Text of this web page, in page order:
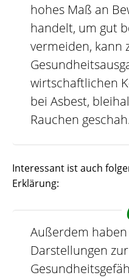
hohes Maß an
handelt, um gut
vermeiden, kann
wirtschaftlichen
bei Asbest,
Rauchen geschah.
Interessant ist auch
Erklärung:
Außerdem
Darstellungen zur